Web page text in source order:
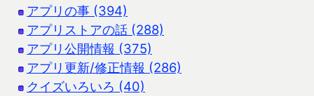
アプリの事 (394)
アプリストアの話 (288)
アプリ公開情報 (375)
アプリ更新/修正情報 (286)
クイズいろいろ (40)